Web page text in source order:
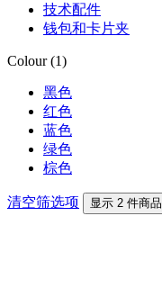
技术配件
钱包和卡片夹
Colour (1)
黑色
红色
蓝色
绿色
棕色
清空筛选项 显示 2 件商品